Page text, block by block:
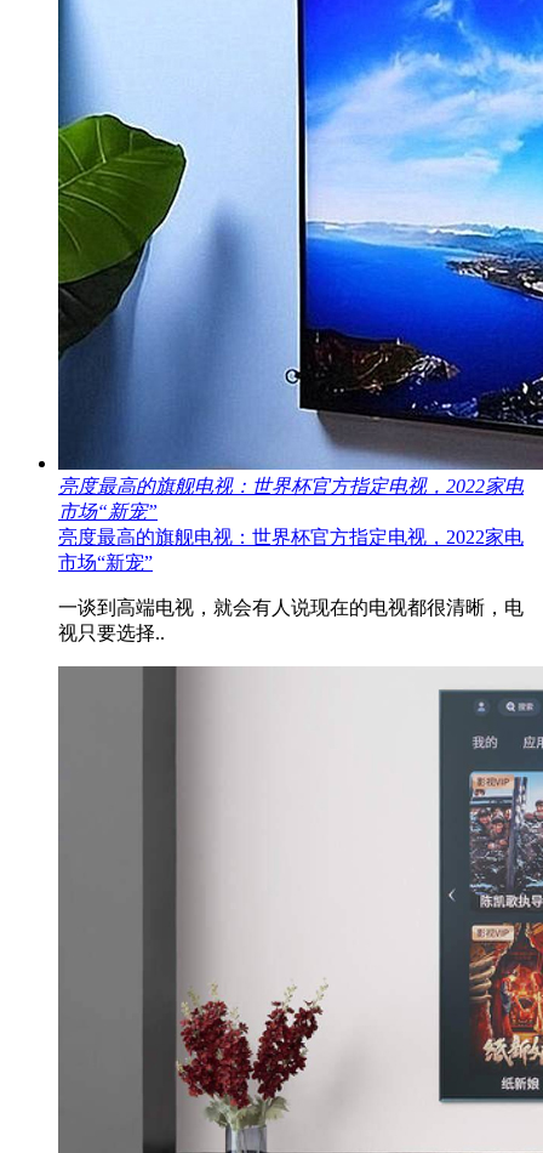
亮度最高的旗舰电视：世界杯官方指定电视，2022家电
市场“新宠”
亮度最高的旗舰电视：世界杯官方指定电视，2022家电
市场“新宠”
一谈到高端电视，就会有人说现在的电视都很清晰，电
视只要选择..